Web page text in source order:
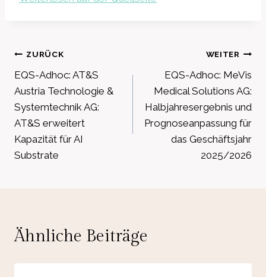
Beitragsnavigation
ZURÜCK
EQS-Adhoc: AT&S
Austria Technologie &
Systemtechnik AG:
AT&S erweitert
Kapazität für AI
Substrate
WEITER
EQS-Adhoc: MeVis
Medical Solutions AG:
Halbjahresergebnis und
Prognoseanpassung für
das Geschäftsjahr
2025/2026
Ähnliche Beiträge